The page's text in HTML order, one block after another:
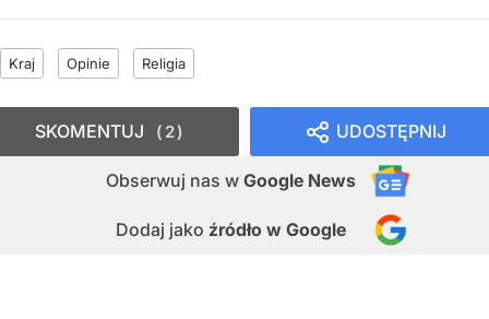
Kraj Opinie Religia
UDOSTĘPNIJ
Obserwuj nas w Google News
Dodaj jako źródło w Google
SKOMENTUJ 2